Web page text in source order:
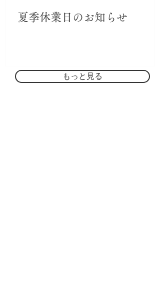
夏季休業日のお知らせ
もっと見る